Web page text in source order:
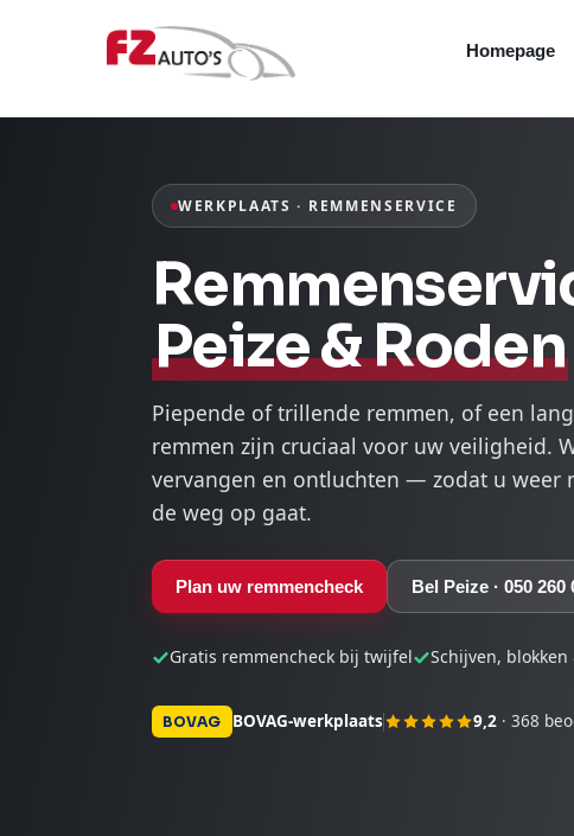
Homepage
WERKPLAATS · REMMENSERVICE
Peize & Roden
Piepende of trillende remmen, of een
remmen zijn cruciaal voor uw veiligheid.
vervangen en ontluchten — zodat u weer
de weg op gaat.
Plan uw remmencheck Bel Peize · 050 260
Gratis remmencheck bij twijfel Schijven,
BOVAG BOVAG-werkplaats 9,2 · 368